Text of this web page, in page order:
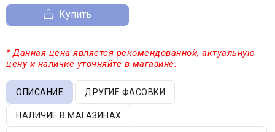
Купить
* Данная цена является рекомендованной, актуальную
цену и наличие уточняйте в магазине.
ОПИСАНИЕ ДРУГИЕ ФАСОВКИ
НАЛИЧИЕ В МАГАЗИНАХ